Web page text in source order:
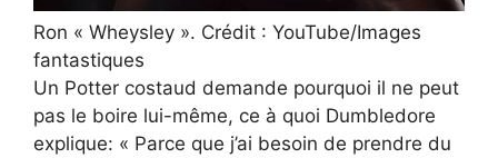
Ron « Wheysley ». Crédit : YouTube/Images
fantastiques
Un Potter costaud demande pourquoi il ne peut
pas le boire lui-même, ce à quoi Dumbledore
explique: « Parce que j’ai besoin de prendre du